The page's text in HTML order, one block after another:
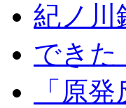
紀ノ川
でき
「原